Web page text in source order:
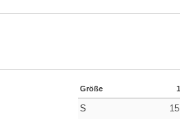
Größe
S